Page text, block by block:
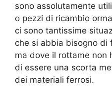
sono assolutamente
o pezzi di ricambio
ci sono tantissime
che si abbia bisogno di
ma dove il rottame non
di essere una scorta
dei materiali ferrosi.